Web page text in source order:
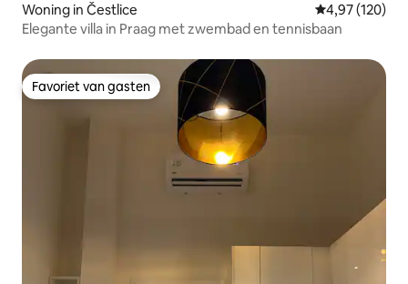
Woning in Čestlice Gemiddelde
4,97 (120)
Elegante villa in Praag met zwembad en tennisbaan
Favoriet van gasten
Favoriet van gasten